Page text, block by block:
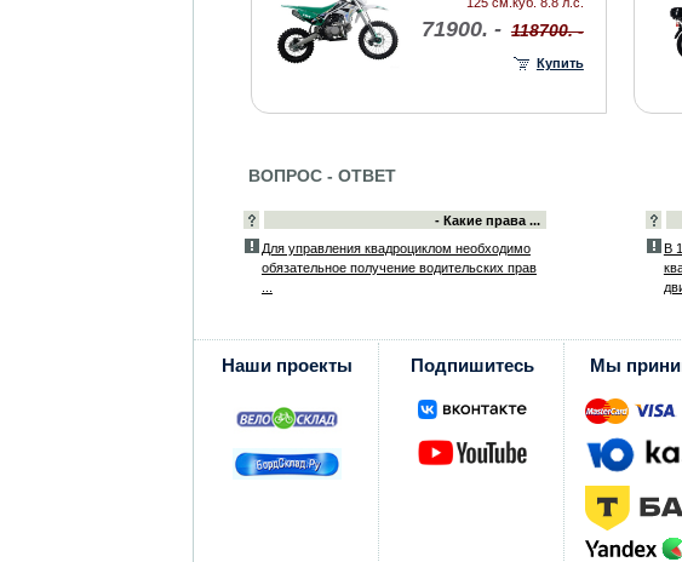
71900. - 118700. -
Купить
ВОПРОС - ОТВЕТ
- Какие права ...
Для управления квадроциклом необходимо
обязательное получение водительских прав
В
Наши проекты Подпишитесь Мы